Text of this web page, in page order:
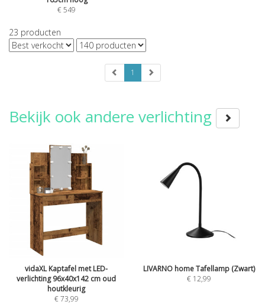
€549
23 producten
1
Bekijk ook andere verlichting
vidaXL Kaptafel met LED-
verlichting 96x40x142 cm oud
houtkleurig
€73,99
LIVARNO home Tafellamp (Zwart)
€ 12,99